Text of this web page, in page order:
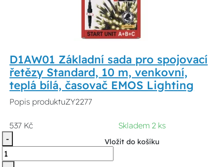
D1AW01 Základní sada pro spojovací
řetězy Standard, 10 m, venkovní,
teplá bílá, časovač EMOS Lighting
Popis produktuZY2277
537 Kč
Skladem 2 ks
-
Vložit do košíku